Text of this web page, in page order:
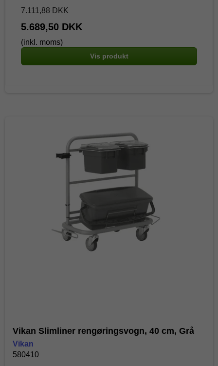
7.111,88 DKK
5.689,50 DKK
(inkl. moms)
Vis produkt
Vikan Slimliner rengøringsvogn, 40 cm, Grå
Vikan
580410